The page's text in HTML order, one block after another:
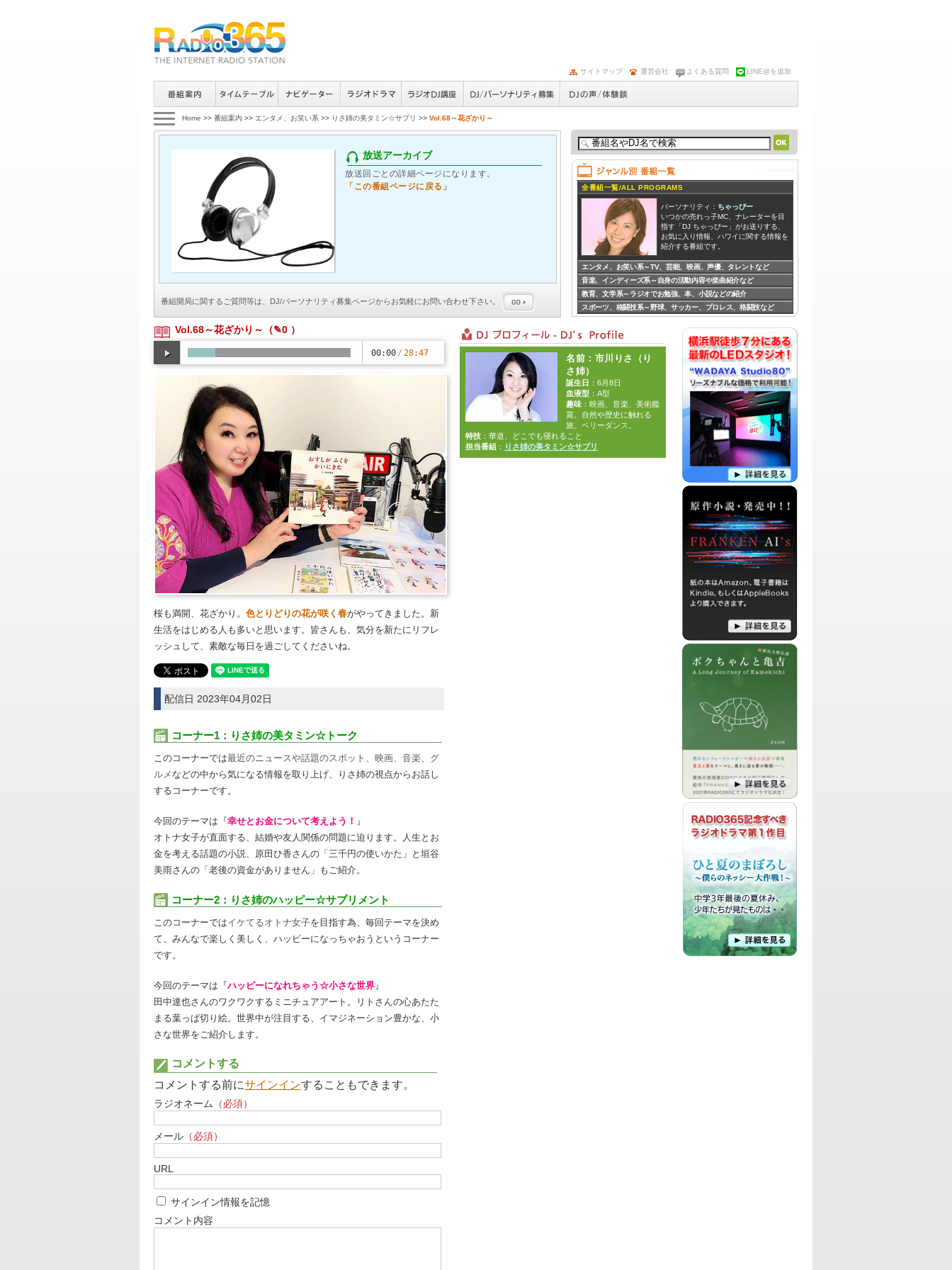
サイトマップ 運営会社 よくある質問 LINE@を追加
Home >> 番組案内 >> エンタメ、お笑い系 >> りさ姉の美タミン☆サプリ >> Vol.68～花ざかり～
放送アーカイブ
放送回ごとの詳細ページになります。
「この番組ページに戻る」
番組開局に関するご質問等は、 DJ/パーソナリティ募集ページからお気軽にお問い合わせ下さい。
Vol.68～花ざかり～ （✎0 ）
00:00 / 28:47
桜も満開、花ざかり。 色とりどりの花が咲く春がやってきました。新
生活をはじめる人も多いと思います。皆さんも、気分を新たにリフレ
ッシュして、素敵な毎日を過ごしてくださいね。
配信日 2023年04月02日
コーナー1：りさ姉の美タミン☆トーク
このコーナーでは最近のニュースや話題のスポット、映画、音楽、グ
ルメ などの中から気になる情報を取り上げ、りさ姉の視点からお話し
するコーナーです。
今回のテーマは『幸せとお金について考えよう！ 』
オトナ女子が直面する、結婚や友人関係の問題に迫ります。人生とお
金を考える話題の小説、原田ひ香さんの「三千円の使いかた」と垣谷
美雨さんの「老後の資金がありません」もご紹介。
コーナー2：りさ姉のハッピー☆サプリメント
このコーナーではイケてるオトナ女子を目指す為、毎回テーマを決め
て、みんなで楽しく美しく、ハッピーになっちゃおうというコーナー
です。
今回のテーマは『ハッピーになれちゃう☆小さな世界 』
田中達也さんのワクワクするミニチュアアート。リトさんの心あたた
まる葉っぱ切り絵。世界中が注目する、イマジネーション豊かな、小
さな世界をご紹介します。
コメントする
コメントする前にサインインすることもできます。
ラジオネーム （必須）
メール （必須）
URL
サインイン情報を記憶
コメント内容
名前 ：市川りさ（り
さ姉）
誕生日 ：6月8日
血液型 ：A型
趣味 ：映画、音楽、美術鑑
賞。自然や歴史に触れる
旅。ベリーダンス。
特技 ：華道、どこでも寝れること
担当番組 ： りさ姉の美タミン☆サプリ
全番組一覧/ALL PROGRAMS
パーソナリティ： ちゃっぴー
いつかの売れっ子MC、ナレーターを目
指す「DJ ちゃっぴー」がお送りする、
お気に入り情報、ハワイに関する情報を
紹介する番組です。
パーソナリティ：富岡紗和子
湘南の占い師・富岡紗和子による、 『聞
くだけで運気が上がる』と話題のトーク
バラエティ番組です。
パーソナリティ：DJ HIROTO
DJ HIROTOによるネットニュースを話題
に、リスナーからのメッセージをSense
溢れる言葉と、Qualityの高い視点で語っ
ていこうという番組です。
パーソナリティ：マゴメ ヒロブミ
アラフィフ（50代）間近のDJ マゴメが
お届けするのは、映画、音楽、演劇、本
などをまったりと紹介してゆく、ちょっ
パーソナリティ：DJ BeBe
DJ BeBeがお送りする、創造する事の大
切さを再認識するための「心理テスト」
コーナー、自身の作品を朗読するコーナ
ーをメインにお届けする文学系番組で
パーソナリティ： DJ アッキー
DJ アッキーが、大好きなアニメ作品に
ついてお喋りしたり、懐かしのアニメ
や、今話題のアニメやコミックについ
て、楽しくご紹介していきます。
伝説のチャラじいアミーゴによる、人生
を楽しく、より素晴らしく、生きる方法
染谷香衣
好きじゃないだろって物や、サブカルに
関する物などを、思うまま語ってみんな
を染めちゃおうぜ！というオタクの為の
喋り場的な番組です。
パーソナリティ：田中健太郎、渋谷盛太
渋谷盛太の二人による、日々何かに挑戦
したり、新たなものを生み出そうとして
いる人にフォーカスをあてて、その情報
パーソナリティ：ZION,Imerda,じびたん
iPhoneの基本的な使い方から始まり、マ
ニアックな改造方法や、お気に入りのお
勧めアプリを紹介してゆく超娯楽番組で
パーソナリティ：Leo
エンタメ、お笑い系～TV、芸能、映画、声優、タレントなど
音楽、インディーズ系～自身の活動内容や楽曲紹介など
教育、文学系～ラジオでお勉強、本、小説などの紹介
スポーツ、格闘技系～野球、サッカー、プロレス、格闘技など